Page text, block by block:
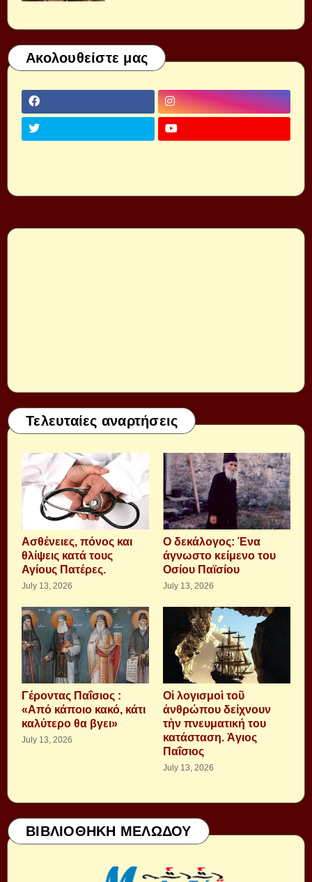
Ακολουθείστε μας
Τελευταίες αναρτήσεις
Aσθένειες, πόνος και
θλίψεις κατά τους
Αγίους Πατέρες.
July 13, 2026
Ο δεκάλογος: Ένα
άγνωστο κείμενο του
Οσίου Παϊσίου
July 13, 2026
Γέροντας Παΐσιος :
«Από κάποιο κακό, κάτι
καλύτερο θα βγει»
July 13, 2026
Οἱ λογισμοὶ τοῦ
ἀνθρώπου δείχνουν
τὴν πνευματική του
κατάσταση. Ἁγιος
Παΐσιος
July 13, 2026
ΒΙΒΛΙΟΘΗΚΗ ΜΕΛΩΔΟΥ